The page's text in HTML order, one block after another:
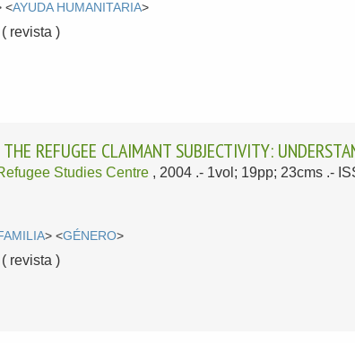
<AYUDA HUMANITARIA>
revista )
REFUGEE CLAIMANT SUBJECTIVITY:
Studies Centre , 2004 .- 1vol; 19pp; 23cms .-
> <GÉNERO>
revista )